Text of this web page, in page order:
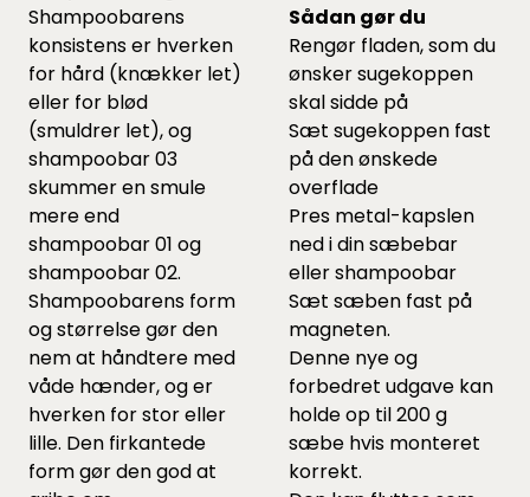
Shampoobarens
konsistens er hverken
for hård (knækker let)
eller for blød
(smuldrer let), og
shampoobar 03
skummer en smule
mere end
shampoobar 01 og
shampoobar 02.
Shampoobarens form
og størrelse gør den
nem at håndtere med
våde hænder, og er
hverken for stor eller
lille. Den firkantede
form gør den god at
Sådan gør du
Rengør fladen, som du
ønsker sugekoppen
skal sidde på
Sæt sugekoppen fast
på den ønskede
overflade
Pres metal-kapslen
ned i din sæbebar
eller shampoobar
Sæt sæben fast på
magneten.
Denne nye og
forbedret udgave kan
holde op til 200 g
sæbe hvis monteret
korrekt.